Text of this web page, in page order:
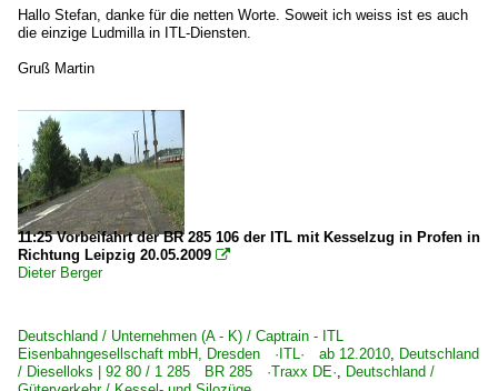
Hallo Stefan, danke für die netten Worte. Soweit ich weiss ist es auch
die einzige Ludmilla in ITL-Diensten.
Gruß Martin
11:25 Vorbeifahrt der BR 285 106 der ITL mit Kesselzug in Profen in
Richtung Leipzig 20.05.2009 
Dieter Berger
Deutschland / Unternehmen (A - K) / Captrain - ITL
Eisenbahngesellschaft mbH, Dresden ·ITL· ab 12.2010, Deutschland
/ Dieselloks | 92 80 / 1 285 BR 285 ·Traxx DE·, Deutschland /